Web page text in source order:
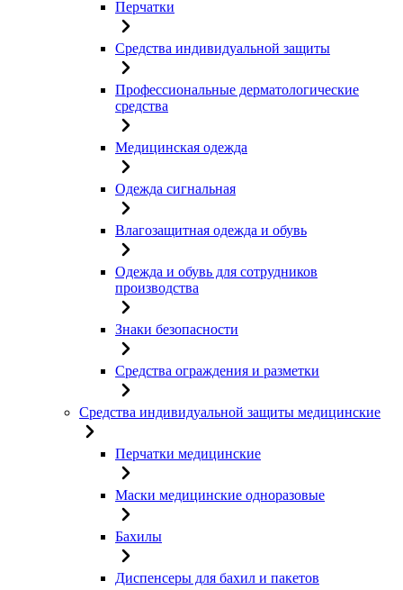
Перчатки
Средства индивидуальной защиты
Профессиональные дерматологические
средства
Медицинская одежда
Одежда сигнальная
Влагозащитная одежда и обувь
Одежда и обувь для сотрудников
производства
Знаки безопасности
Средства ограждения и разметки
Средства индивидуальной защиты медицинские
Перчатки медицинские
Маски медицинские одноразовые
Бахилы
Диспенсеры для бахил и пакетов